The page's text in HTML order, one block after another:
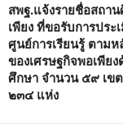
สพฐ.แจ้งรายชื่อสถา
เพียง ที่ขอรับการประ
ศูนย์การเรียนรู้ ตาม
ของเศรษฐกิจพอเพีย
ศึกษา จำนวน ๕๙ เข
๒๓๔ แห่ง